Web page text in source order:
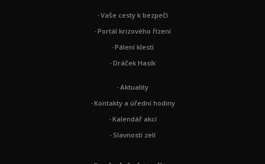
Vaše cesty k bezpečí
Portál krizového řízení
Pálení klestí
Dráček Hasík
Aktuality
Kontakty a úřední hodiny
Kalendář akcí
Slavnosti zelí